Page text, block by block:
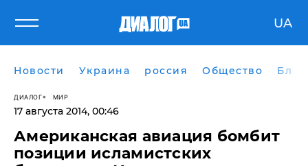
UA
Новости Украина россия Общество
ДИАЛОГ МИР
17 августа 2014, 00:46
Американская авиация бомбит
позиции исламистских